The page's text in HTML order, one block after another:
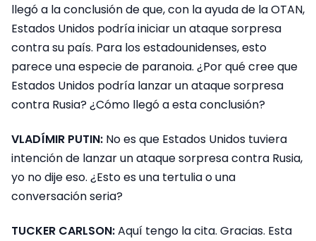
llegó a la conclusión de que, con la ayuda de la OTAN,
Estados Unidos podría iniciar un ataque sorpresa
contra su país. Para los estadounidenses, esto
parece una especie de paranoia. ¿Por qué cree que
Estados Unidos podría lanzar un ataque sorpresa
contra Rusia? ¿Cómo llegó a esta conclusión?
VLADÍMIR PUTIN: No es que Estados Unidos tuviera
intención de lanzar un ataque sorpresa contra Rusia,
yo no dije eso. ¿Esto es una tertulia o una
conversación seria?
TUCKER CARLSON:Aquí tengo la cita. Gracias. Esta